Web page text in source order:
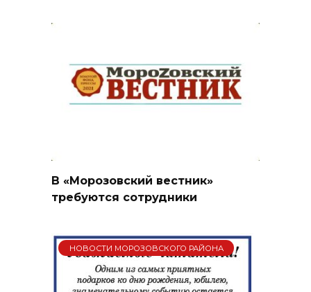
В «Морозовский вестник»
требуются сотрудники
НОВОСТИ МОРОЗОВСКОГО РАЙОНА